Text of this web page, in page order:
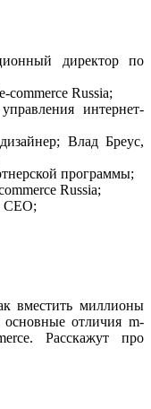
директор по
Russia;
интернет-
Влад Бреус,
программы;
Russia;
CEO;
вместить миллионы
основные отличия m-
Расскажут про